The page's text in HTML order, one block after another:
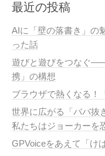
最近の投稿
AIに「壁の落書き」の
った話
遊びと遊びをつなぐ
携」の構想
ブラウザで熱くなる！
世界に広がる「ババ
私たちはジョーカーを
GPVoiceをあえて「け